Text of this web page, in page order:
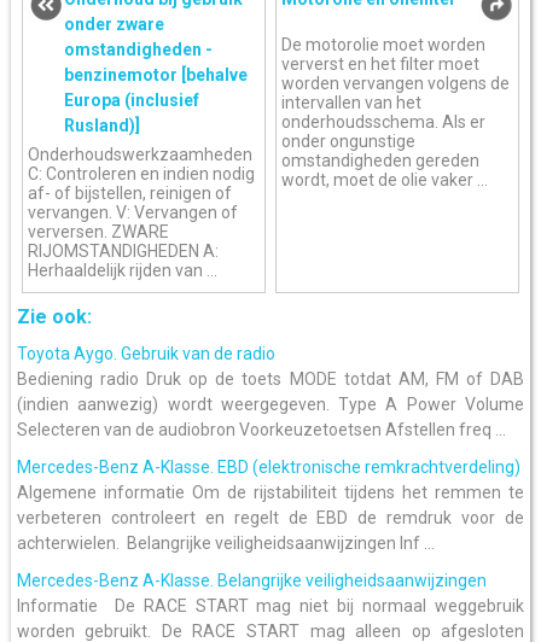
onder zware
omstandigheden -
benzinemotor [behalve
Europa (inclusief
Rusland)]
Onderhoudswerkzaamheden
C: Controleren en indien nodig
af- of bijstellen, reinigen of
vervangen. V: Vervangen of
verversen. ZWARE
RIJOMSTANDIGHEDEN A:
Herhaaldelijk rijden van ...
De motorolie moet worden
ververst en het filter moet
worden vervangen volgens de
intervallen van het
onderhoudsschema. Als er
onder ongunstige
omstandigheden gereden
wordt, moet de olie vaker ...
Zie ook:
Toyota Aygo. Gebruik van de radio
Bediening radio Druk op de toets MODE totdat AM, FM of DAB
(indien aanwezig) wordt weergegeven. Type A Power Volume
Selecteren van de audiobron Voorkeuzetoetsen Afstellen freq ...
Mercedes-Benz A-Klasse. EBD (elektronische remkrachtverdeling)
Algemene informatie Om de rijstabiliteit tijdens het remmen te
verbeteren controleert en regelt de EBD de remdruk voor de
achterwielen. Belangrijke veiligheidsaanwijzingen Inf ...
Mercedes-Benz A-Klasse. Belangrijke veiligheidsaanwijzingen
Informatie De RACE START mag niet bij normaal weggebruik
worden gebruikt. De RACE START mag alleen op afgesloten